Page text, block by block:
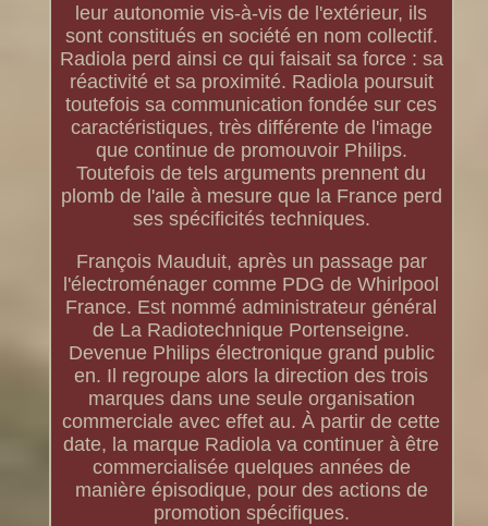
leur autonomie vis-à-vis de l'extérieur, ils
sont constitués en société en nom collectif.
Radiola perd ainsi ce qui faisait sa force : sa
réactivité et sa proximité. Radiola poursuit
toutefois sa communication fondée sur ces
caractéristiques, très différente de l'image
que continue de promouvoir Philips.
Toutefois de tels arguments prennent du
plomb de l'aile à mesure que la France perd
ses spécificités techniques.
François Mauduit, après un passage par
l'électroménager comme PDG de Whirlpool
France. Est nommé administrateur général
de La Radiotechnique Portenseigne.
Devenue Philips électronique grand public
en. Il regroupe alors la direction des trois
marques dans une seule organisation
commerciale avec effet au. À partir de cette
date, la marque Radiola va continuer à être
commercialisée quelques années de
manière épisodique, pour des actions de
promotion spécifiques.